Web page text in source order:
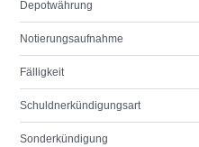
Depotwährung
Notierungsaufnahme
Fälligkeit
Schuldnerkündigungsart
Sonderkündigung